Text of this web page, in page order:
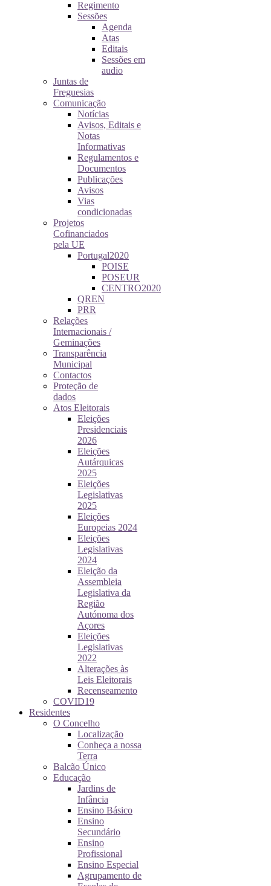
Regimento
Sessões
Agenda
Atas
Editais
Sessões em
audio
Juntas de
Freguesias
Comunicação
Notícias
Avisos, Editais e
Notas
Informativas
Regulamentos e
Documentos
Publicações
Avisos
Vias
condicionadas
Projetos
Cofinanciados
pela UE
Portugal2020
POISE
POSEUR
CENTRO2020
QREN
PRR
Relações
Internacionais /
Geminações
Transparência
Municipal
Contactos
Proteção de
dados
Atos Eleitorais
Eleições
Presidenciais
2026
Eleições
Autárquicas
2025
Eleições
Legislativas
2025
Eleições
Europeias 2024
Eleições
Legislativas
2024
Eleição da
Assembleia
Legislativa da
Região
Autónoma dos
Açores
Eleições
Legislativas
2022
Alterações às
Leis Eleitorais
Recenseamento
COVID19
Residentes
O Concelho
Localização
Conheça a nossa
Terra
Balcão Único
Educação
Jardins de
Infância
Ensino Básico
Ensino
Secundário
Ensino
Profissional
Ensino Especial
Agrupamento de